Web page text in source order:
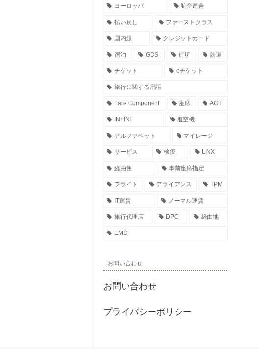
ヨーロッパ 航空連合
払い戻し ファーストクラス
国内線 クレジットカード
宿泊 GDS ビザ 鉄道
チケット eチケット
旅行に関する用語
Fare Component 座席 AGT
INFINI 航空機
アルファベット マイレージ
サービス 検疫 LINX
経由便 事前座席指定
フライト アライアンス TPM
IT運賃 ノーマル運賃
旅行代理店 DPC 経由地
EMD
お問い合わせ
お問い合わせ
プライバシーポリシー